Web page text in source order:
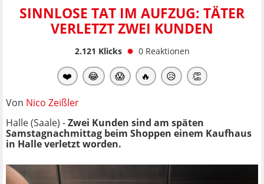
SINNLOSE TAT IM AUFZUG: TÄTER
VERLETZT ZWEI KUNDEN
2.121 Klicks 0 Reaktionen
❤️ 😂 😱 🔥 😥 👏
Von Nico Zeißler
Halle (Saale) -Zwei Kunden sind am späten
Samstagnachmittag beim Shoppen einem Kaufhaus
in Halle verletzt worden.